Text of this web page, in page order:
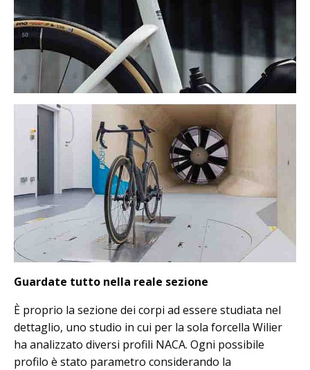
Guardate tutto nella reale sezione
È proprio la sezione dei corpi ad essere studiata nel
dettaglio, uno studio in cui per la sola forcella Wilier
ha analizzato diversi profili NACA. Ogni possibile
profilo è stato parametro considerando la